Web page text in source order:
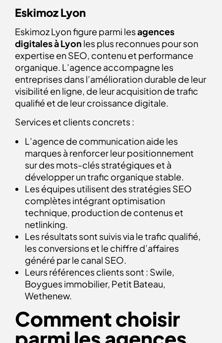
Eskimoz Lyon
Eskimoz Lyon figure parmi lesagences
digitales à Lyon les plus reconnues pour son
expertise en SEO, contenu et performance
organique. L’agence accompagne les
entreprises dans l’amélioration durable de leur
visibilité en ligne, de leur acquisition de trafic
qualifié et de leur croissance digitale.
Services et clients concrets :
L’agence de communication aide les
marques à renforcer leur positionnement
sur des mots-clés stratégiques et à
développer un trafic organique stable.
Les équipes utilisent des stratégies SEO
complètes intégrant optimisation
technique, production de contenus et
netlinking.
Les résultats sont suivis via le trafic qualifié,
les conversions et le chiffre d’affaires
généré par le canal SEO.
Leurs références clients sont : Swile,
Boygues immobilier, Petit Bateau,
Wethenew.
Comment choisir